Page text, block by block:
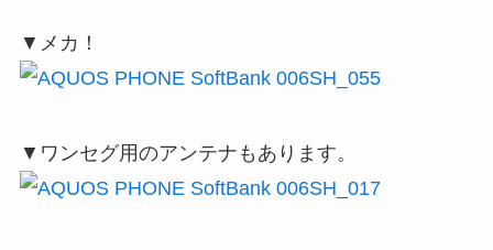
▼メカ！
▼ワンセグ用のアンテナもあります。